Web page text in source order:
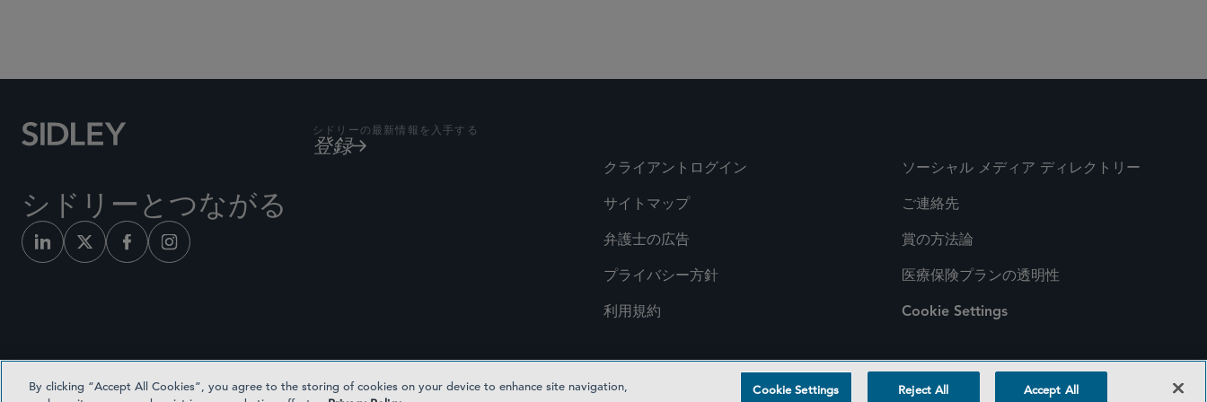
シドリーとつながる
シドリーの最新情報を入手する
登録
クライアントログイン
サイトマップ
弁護士の広告
プライバシー方針
利用規約
ソーシャル メディア ディレクトリー
ご連絡先
賞の方法論
医療保険プランの透明性
Cookie Settings
©2026 SIDLEY AUSTIN LLP
By clicking “Accept All Cookies”, you agree to the storing of cookies on your device to enhance site navigation,
Cookie Settings Reject All Accept All